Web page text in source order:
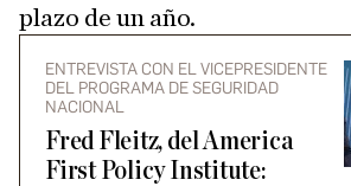
plazo de un año.
ENTREVISTA CON EL VICEPRESIDENTE
DEL PROGRAMA DE SEGURIDAD
NACIONAL
Fred Fleitz, del America
First Policy Institute: